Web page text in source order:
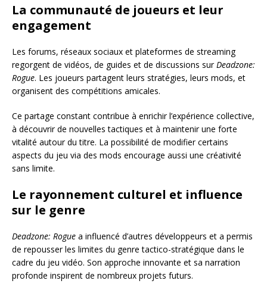
La communauté de joueurs et leur
engagement
Les forums, réseaux sociaux et plateformes de streaming
regorgent de vidéos, de guides et de discussions surDeadzone:
Rogue. Les joueurs partagent leurs stratégies, leurs mods, et
organisent des compétitions amicales.
Ce partage constant contribue à enrichir l’expérience collective,
à découvrir de nouvelles tactiques et à maintenir une forte
vitalité autour du titre. La possibilité de modifier certains
aspects du jeu via des mods encourage aussi une créativité
sans limite.
Le rayonnement culturel et influence
sur le genre
Deadzone: Rogue a influencé d’autres développeurs et a permis
de repousser les limites du genre tactico-stratégique dans le
cadre du jeu vidéo. Son approche innovante et sa narration
profonde inspirent de nombreux projets futurs.